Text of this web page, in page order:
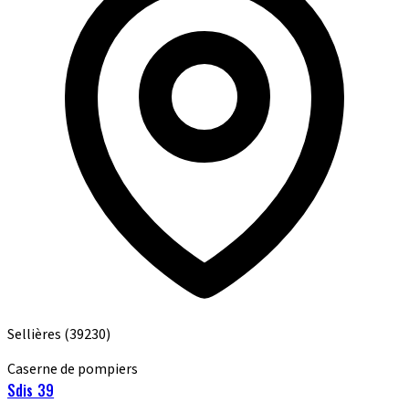
Sellières (39230)
Caserne de pompiers
Sdis 39